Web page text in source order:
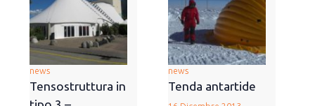
news
Tensostruttura in
news
Tenda antartide